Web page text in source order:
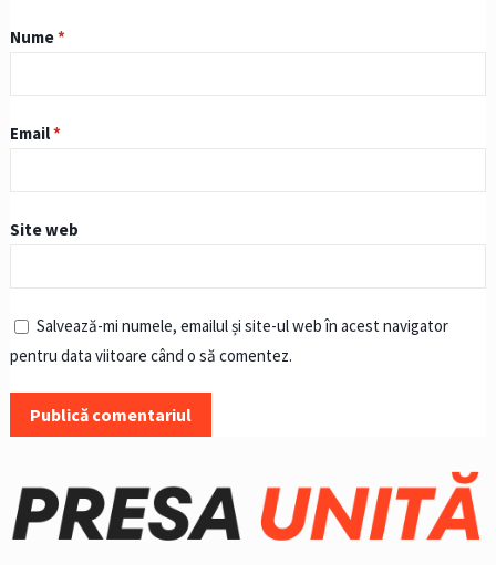
Nume*
Email*
Site web
Salvează-mi numele, emailul și site-ul web în acest navigator
pentru data viitoare când o să comentez.